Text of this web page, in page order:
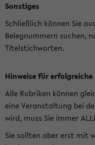
Sonstiges
Schließlich können Sie
Belegnummern suchen,
Titelstichworten.
Hinweise für erfolgreiche
Alle Rubriken können
eine Veranstaltung bei
wird, muss Sie immer
Sie sollten aber erst mit